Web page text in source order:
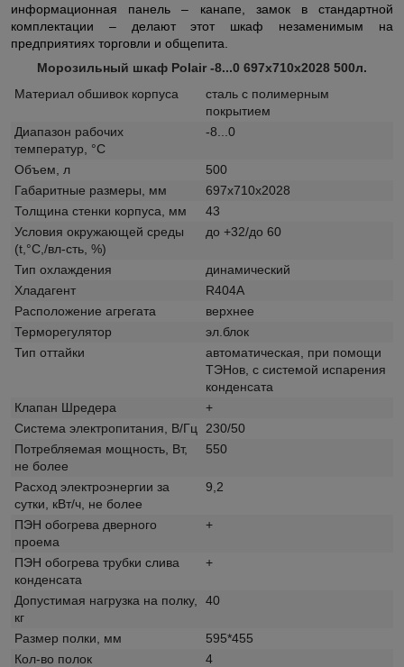
информационная панель – канапе, замок в стандартной
комплектации – делают этот шкаф незаменимым на
предприятиях торговли и общепита.
Морозильный шкаф Polair -8...0 697х710х2028 500л.
Материал обшивок корпуса
сталь с полимерным
покрытием
Диапазон рабочих
температур, °C
-8...0
Объем, л
500
Габаритные размеры, мм
697х710х2028
Толщина стенки корпуса, мм
43
Условия окружающей среды
(t,°C,/вл-сть, %)
до +32/до 60
Тип охлаждения
динамический
Хладагент
R404A
Расположение агрегата
верхнее
Терморегулятор
эл.блок
Тип оттайки
автоматическая, при помощи
ТЭНов, с системой испарения
конденсата
Клапан Шредера
+
Система электропитания, В/Гц
230/50
Потребляемая мощность, Вт,
не более
550
Расход электроэнергии за
сутки, кВт/ч, не более
9,2
ПЭН обогрева дверного
проема
+
ПЭН обогрева трубки слива
конденсата
+
Допустимая нагрузка на полку,
кг
40
Размер полки, мм
595*455
Кол-во полок
4